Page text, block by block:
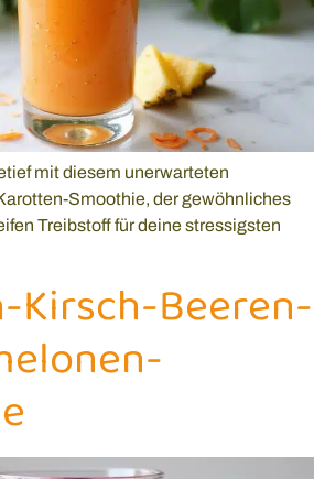
mit diesem unerwarteten
Smoothie, der gewöhnliches
Treibstoff für deine stressigsten
Kirsch-Beeren-